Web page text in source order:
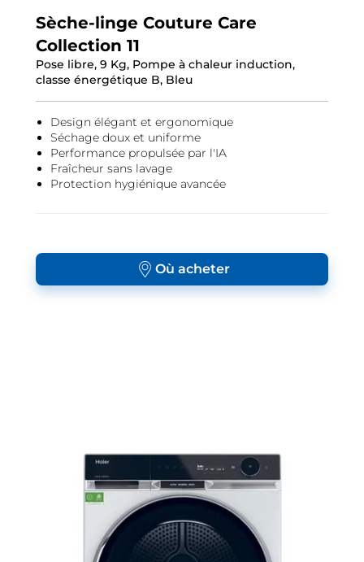
Sèche-linge Couture Care
Collection 11
Pose libre, 9 Kg, Pompe à chaleur induction,
classe énergétique B, Bleu
Design élégant et ergonomique
Séchage doux et uniforme
Performance propulsée par l'IA
Fraîcheur sans lavage
Protection hygiénique avancée
Où acheter